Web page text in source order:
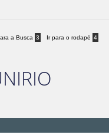
a Busca 3 Ir para o rodapé 4